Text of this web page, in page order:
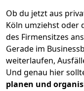
Ob du jetzt aus
Köln umziehst oder
des Firmensitzes
Gerade im
weiterlaufen,
Und genau hier
planen und